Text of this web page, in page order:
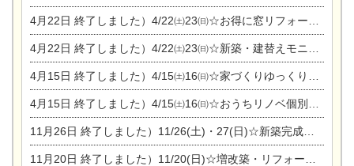
4月22日 終了しました）4/22㈯23㈰☆お得に窓リフォーム個別相談会
4月22日 終了しました）4/22㈯23㈰☆新築・建替えモニター募集個別相談会
4月15日 終了しました）4/15㈯16㈰☆家づくりゆっくりじっくり個別相談会
4月15日 終了しました）4/15㈯16㈰☆おうちリノベ個別相談会
11月26日 終了しました）11/26(土)・27(日)☆新築完成見学会 in一宮市あずら
11月20日 終了しました）11/20(日)☆増改築・リフォームまつり＆秋の味覚まつり＆芸術祭